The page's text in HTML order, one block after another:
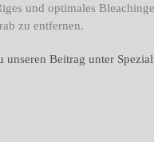
und optimales
zu entfernen.
unseren Beitrag unter